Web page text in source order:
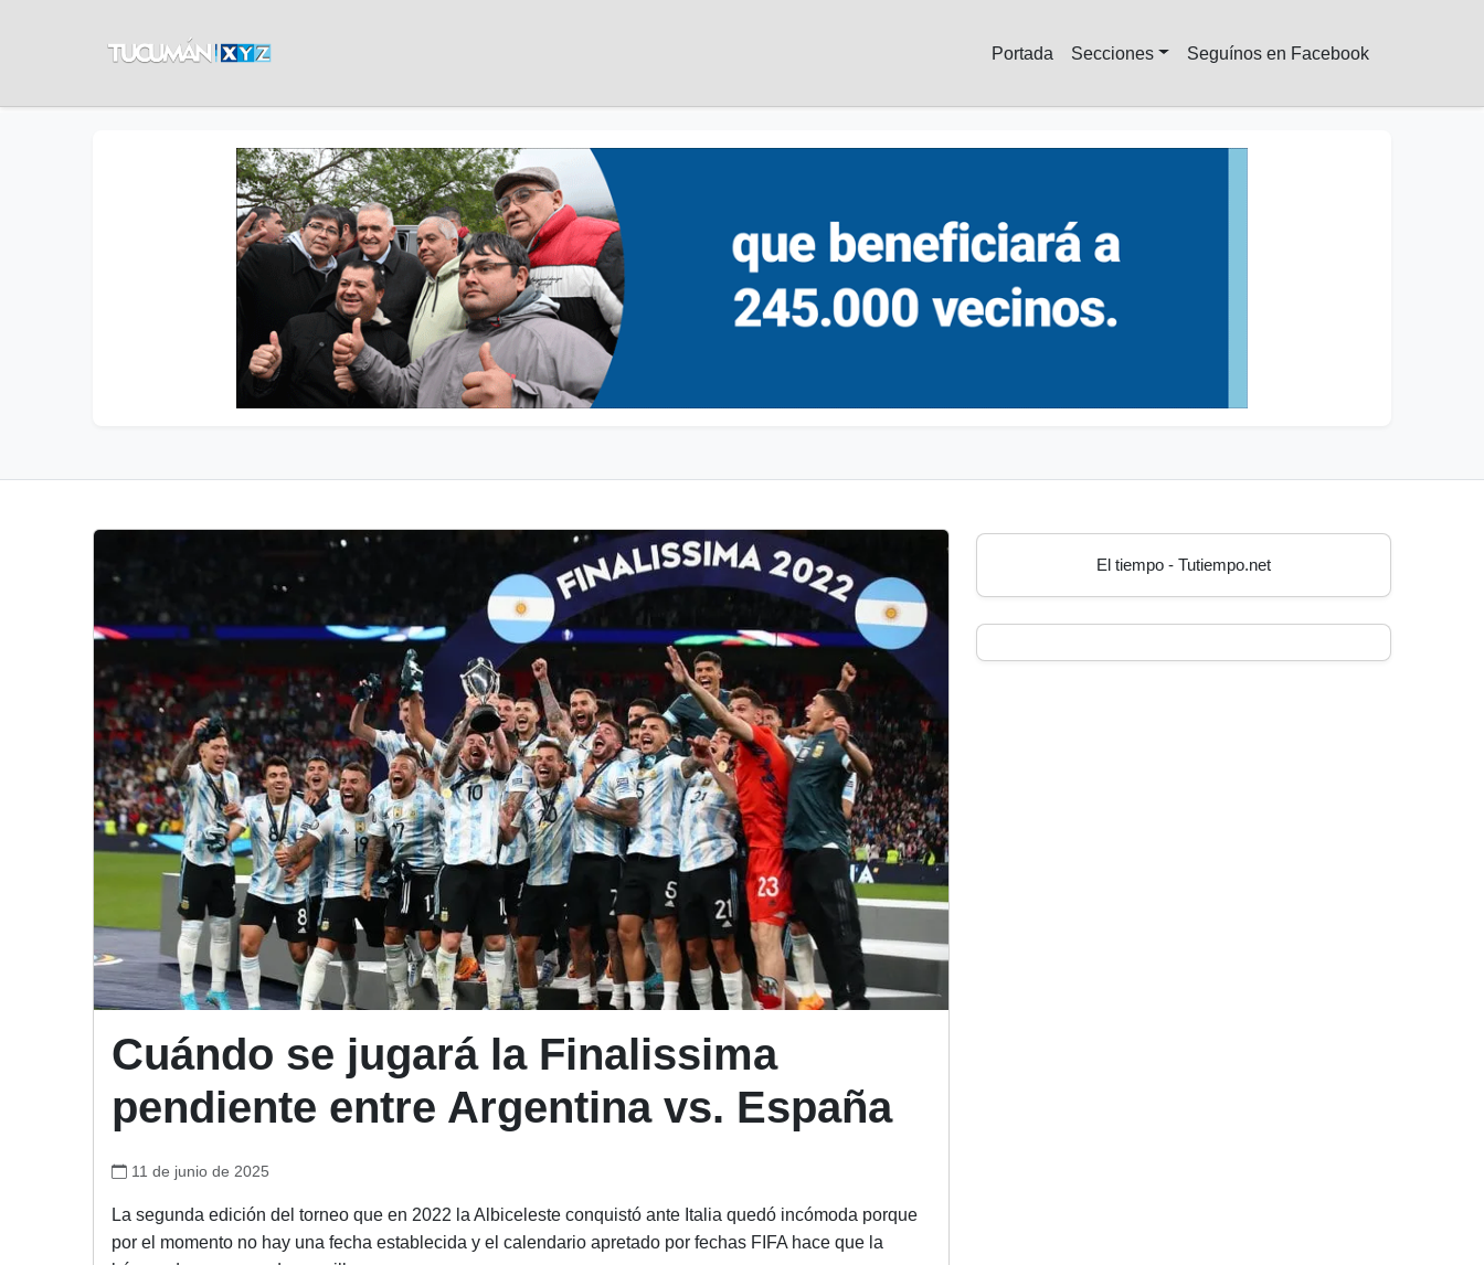
Portada Secciones Seguínos en Facebook
Cuándo se jugará la Finalissima
pendiente entre Argentina vs. España
11 de junio de 2025
La segunda edición del torneo que en 2022 la Albiceleste conquistó ante Italia quedó incómoda porque
por el momento no hay una fecha establecida y el calendario apretado por fechas FIFA hace que la
El tiempo - Tutiempo.net